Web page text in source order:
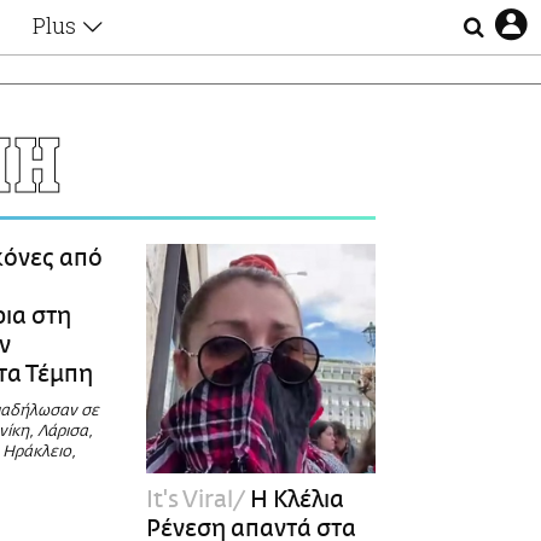
Plus
Αφιερώματα
Ζώδια
Οι Αθηναίοι
Lgbtqi+
από
στη
Τέμπη
σε
Λάρισα,
It's Viral
Η Κλέλια
Ρένεση απαντά στα